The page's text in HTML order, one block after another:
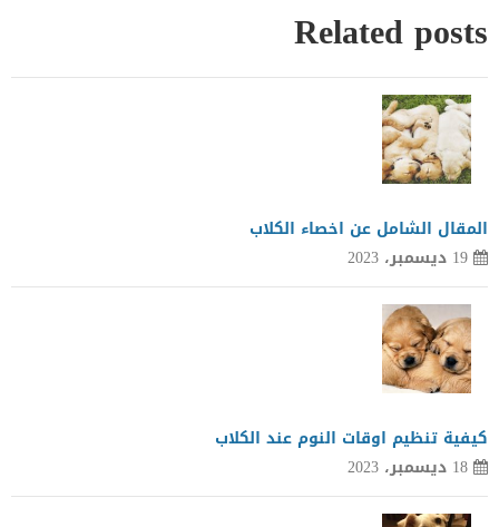
Related posts
المقال الشامل عن اخصاء الكلاب
19 ديسمبر، 2023
كيفية تنظيم اوقات النوم عند الكلاب
18 ديسمبر، 2023